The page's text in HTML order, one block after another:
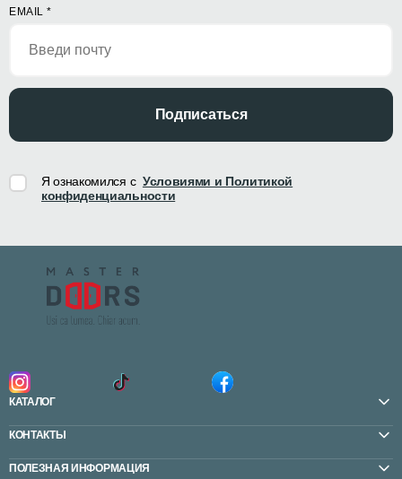
EMAIL *
Подписаться
Я ознакомился с Условиями и Политикой
конфиденциальности
КАТАЛОГ
КОНТАКТЫ
ПОЛЕЗНАЯ ИНФОРМАЦИЯ